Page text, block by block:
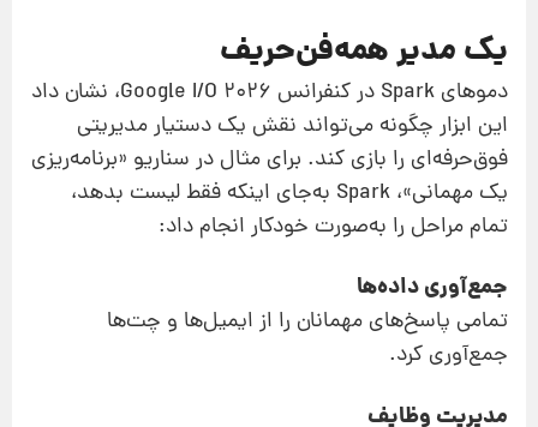
یک مدیر همه‌فن‌حریف
دموهای Spark در کنفرانس Google I/O 2026، نشان داد
این ابزار چگونه می‌تواند نقش یک دستیار مدیریتی
فوق‌حرفه‌ای را بازی کند. برای مثال در سناریو «برنامه‌ریزی
یک مهمانی»، Spark به‌جای اینکه فقط لیست بدهد،
تمام مراحل را به‌صورت خودکار انجام داد:
جمع‌آوری داده‌ها
تمامی پاسخ‌های مهمانان را از ایمیل‌ها و چت‌ها
جمع‌آوری کرد.
مدیریت وظایف